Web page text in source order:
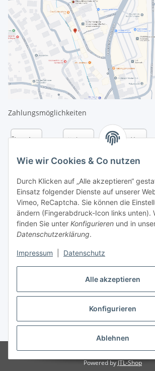
Alle akzeptieren
Konfigurieren
Ablehnen
Wie wir Cookies & Co nutzen
Durch Klicken auf „Alle akzeptieren“
Einsatz folgender Dienste auf unserer
Vimeo, ReCaptcha. Sie können die
ändern (Fingerabdruck-Icon links unten).
finden Sie unter Konfigurieren und in
Datenschutzerklärung.
Impressum Datenschutz
Zahlungsmöglichkeiten
Vertrag widerrufen
* Alle Preise inkl. gesetzlicher USt., zzgl.Versand
© Notebook Hemer
Powered byJTL-Shop